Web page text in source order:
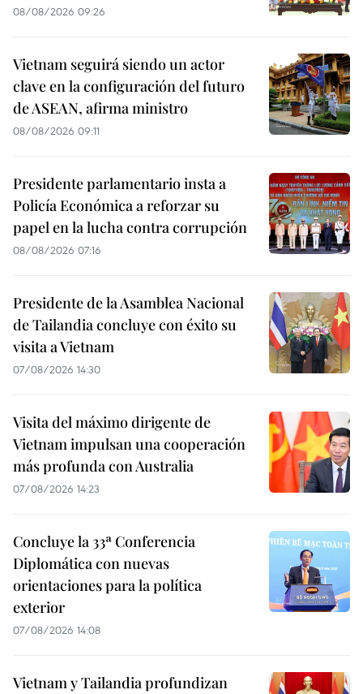
08/08/2026 09:26
Vietnam seguirá siendo un actor
clave en la configuración del futuro
de ASEAN, afirma ministro
08/08/2026 09:11
Presidente parlamentario insta a
Policía Económica a reforzar su
papel en la lucha contra corrupción
08/08/2026 07:16
Presidente de la Asamblea Nacional
de Tailandia concluye con éxito su
visita a Vietnam
07/08/2026 14:30
Visita del máximo dirigente de
Vietnam impulsan una cooperación
más profunda con Australia
07/08/2026 14:23
Concluye la 33ª Conferencia
Diplomática con nuevas
orientaciones para la política
exterior
07/08/2026 14:08
Vietnam y Tailandia profundizan